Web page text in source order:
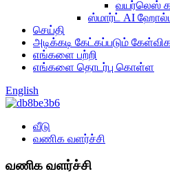
வயர்லெஸ்
ஸ்மார்ட் AI
செய்தி
அடிக்கடி கேட்கப்படும்
எங்களை பற்றி
எங்களை தொடர்பு கொள்ள
English
வீடு
வணிக வளர்ச்சி
வணிக வளர்ச்சி